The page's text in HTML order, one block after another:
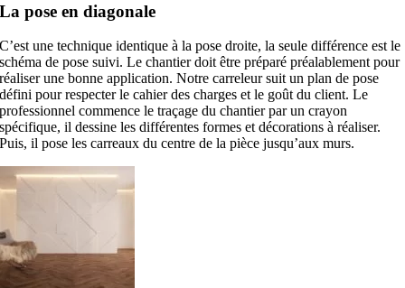
La pose en diagonale
C’est une technique identique à la pose droite, la seule différence est le
schéma de pose suivi. Le chantier doit être préparé préalablement pour
réaliser une bonne application. Notre carreleur suit un plan de pose
défini pour respecter le cahier des charges et le goût du client. Le
professionnel commence le traçage du chantier par un crayon
spécifique, il dessine les différentes formes et décorations à réaliser.
Puis, il pose les carreaux du centre de la pièce jusqu’aux murs.